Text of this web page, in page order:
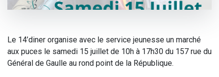
Le 14’diner organise avec le service jeunesse un marché
aux puces le samedi 15 juillet de 10h à 17h30 du 157 rue du
Général de Gaulle au rond point de la République.